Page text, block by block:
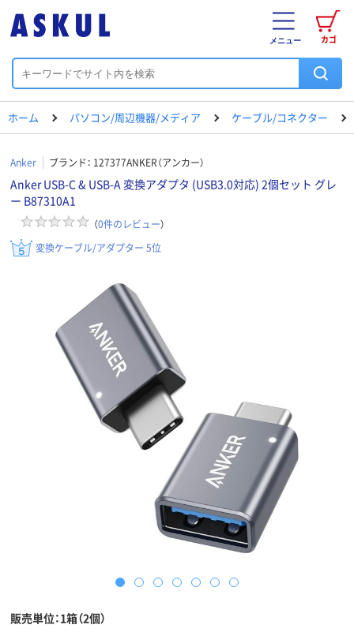
カゴ
メニュー
ホーム パソコン/周辺機器/メディア ケーブル/コネクター
Anker ブランド： 127377ANKER（アンカー）
Anker USB-C & USB-A 変換アダプタ (USB3.0対応) 2個セット グレ
ー B87310A1
（0件のレビュー）
変換ケーブル/アダプター 5位
販売単位：1箱（2個）